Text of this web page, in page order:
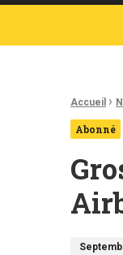
Fil d'Ariane :
Accueil ›
Abonné